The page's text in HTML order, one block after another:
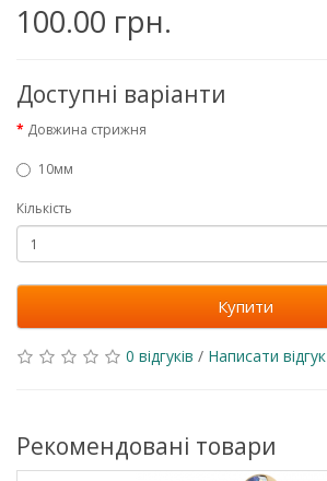
100.00 грн.
Доступні варіанти
Довжина стрижня
10мм
Кількість
Купити
0 відгуків / Написати відгук
Рекомендовані товари